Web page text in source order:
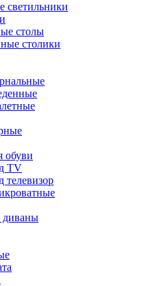
светильники
столы
столики
обуви
TV
телевизор
диваны